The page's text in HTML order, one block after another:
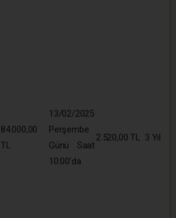
84.000,00
TL
13/02/2025
Perşembe
Günü Saat
10:00’da
2.520,00 TL 3 Yıl